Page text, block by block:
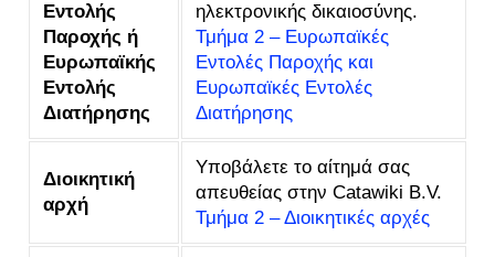
Εντολής
Παροχής ή
Ευρωπαϊκής
Εντολής
Διατήρησης
ηλεκτρονικής δικαιοσύνης.
Τμήμα 2 – Ευρωπαϊκές
Εντολές Παροχής και
Ευρωπαϊκές Εντολές
Διατήρησης
Διοικητική
αρχή
Υποβάλετε το αίτημά σας
απευθείας στην Catawiki B.V.
Τμήμα 2 – Διοικητικές αρχές